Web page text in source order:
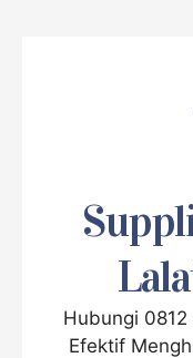
Hubungi
Efektif